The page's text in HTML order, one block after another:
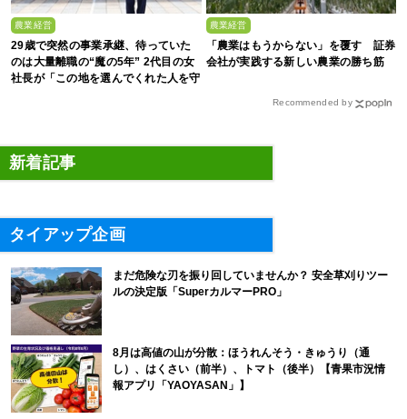
農業経営
29歳で突然の事業承継、待っていた
のは大量離職の“魔の5年” 2代目の女
社長が「この地を選んでくれた人を守
農業経営
「農業はもうからない」を覆す 証券
会社が実践する新しい農業の勝ち筋
Recommended by
新着記事
タイアップ企画
まだ危険な刃を振り回していませんか？ 安全草刈りツー
ルの決定版「SuperカルマーPRO」
8月は高値の山が分散：ほうれんそう・きゅうり（通
し）、はくさい（前半）、トマト（後半）【青果市況情
報アプリ「YAOYASAN」】